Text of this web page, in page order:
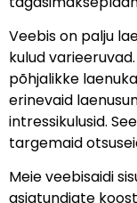
Veebis on palju
kulud
põhjalikke
erinevaid
intressikulusid.
targemaid
Meie veebisaidi
asjatundjate